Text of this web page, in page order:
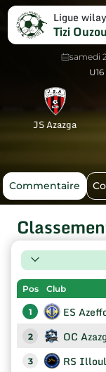
Ligue
Tizi Ouzou
samedi
JS Azazga
Commentaire
Pos Club
1 ES
2 OC
3 RS